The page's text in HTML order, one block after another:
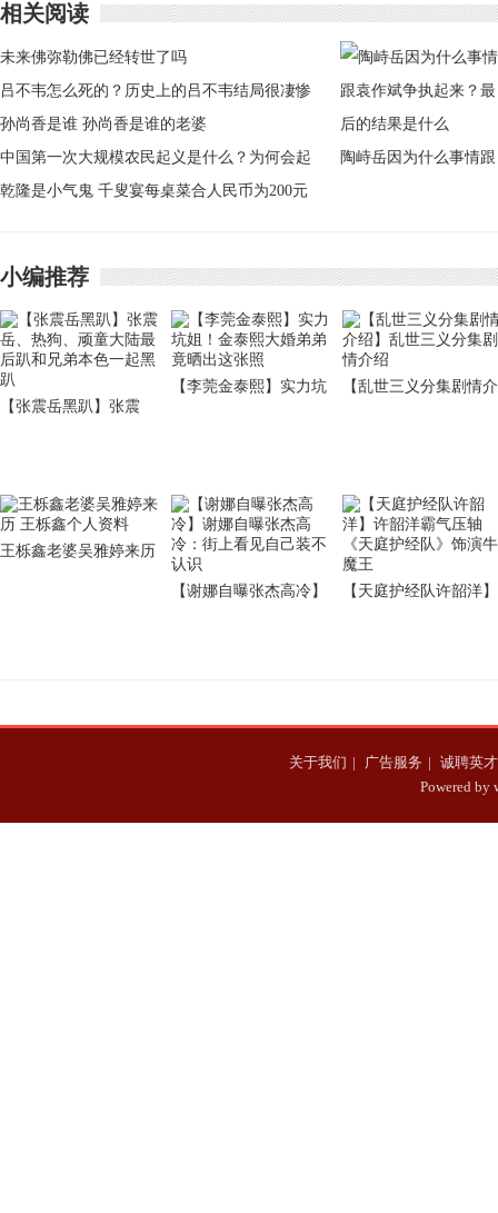
相关阅读
未来佛弥勒佛已经转世了吗
吕不韦怎么死的？历史上的吕不韦结局很凄惨
孙尚香是谁 孙尚香是谁的老婆
中国第一次大规模农民起义是什么？为何会起
义
乾隆是小气鬼 千叟宴每桌菜合人民币为200元
陶峙岳因为什么事情跟
小编推荐
【张震岳黑趴】张震
趴
【李莞金泰熙】实力坑
【乱世三义分集剧情介
王栎鑫老婆吴雅婷来历
【谢娜自曝张杰高冷】
【天庭护经队许韶洋】
关于我们 | 广告服务 | 诚聘英才
Powered by